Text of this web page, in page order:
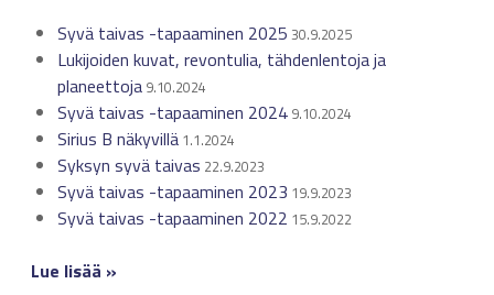
Syvä taivas -tapaaminen 2025 30.9.2025
Lukijoiden kuvat, revontulia, tähdenlentoja ja
planeettoja 9.10.2024
Syvä taivas -tapaaminen 2024 9.10.2024
Sirius B näkyvillä 1.1.2024
Syksyn syvä taivas 22.9.2023
Syvä taivas -tapaaminen 2023 19.9.2023
Syvä taivas -tapaaminen 2022 15.9.2022
Lue lisää »